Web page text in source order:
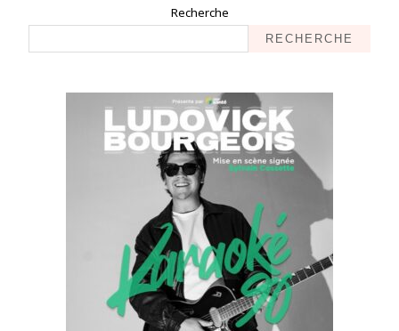
Recherche
RECHERCHE